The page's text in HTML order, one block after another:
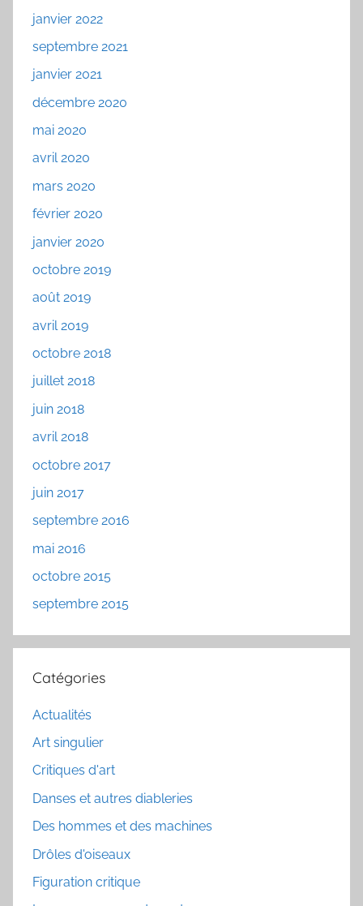
janvier 2022
septembre 2021
janvier 2021
décembre 2020
mai 2020
avril 2020
mars 2020
février 2020
janvier 2020
octobre 2019
août 2019
avril 2019
octobre 2018
juillet 2018
juin 2018
avril 2018
octobre 2017
juin 2017
septembre 2016
mai 2016
octobre 2015
septembre 2015
Catégories
Actualités
Art singulier
Critiques d'art
Danses et autres diableries
Des hommes et des machines
Drôles d'oiseaux
Figuration critique